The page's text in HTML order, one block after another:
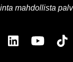
mahdollista